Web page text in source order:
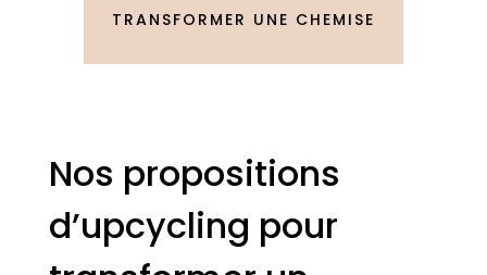
TRANSFORMER UNE CHEMISE
Nos propositions
d’upcycling pour